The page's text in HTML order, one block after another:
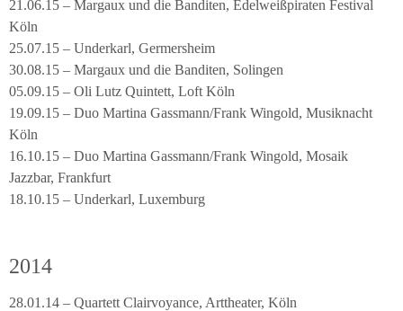
21.06.15 – Margaux und die Banditen, Edelweißpiraten Festival
Köln
25.07.15 – Underkarl, Germersheim
30.08.15 – Margaux und die Banditen, Solingen
05.09.15 – Oli Lutz Quintett, Loft Köln
19.09.15 – Duo Martina Gassmann/Frank Wingold, Musiknacht
Köln
16.10.15 – Duo Martina Gassmann/Frank Wingold, Mosaik
Jazzbar, Frankfurt
18.10.15 – Underkarl, Luxemburg
2014
28.01.14 – Quartett Clairvoyance, Arttheater, Köln